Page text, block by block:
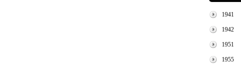
1941
1942
1951
1955